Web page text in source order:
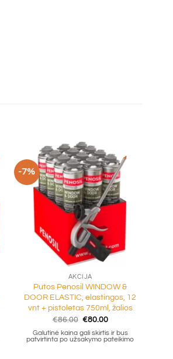
-7%
AKCIJA
Putos Penosil WINDOW &
DOOR ELASTIC, elastingos, 12
vnt + pistoletas 750ml, žalios
€86.00 Original
was:
€86.00.
€80.00Current
is:
€80.00.
Galutinė kaina gali skirtis ir bus
patvirtinta po užsakymo pateikimo